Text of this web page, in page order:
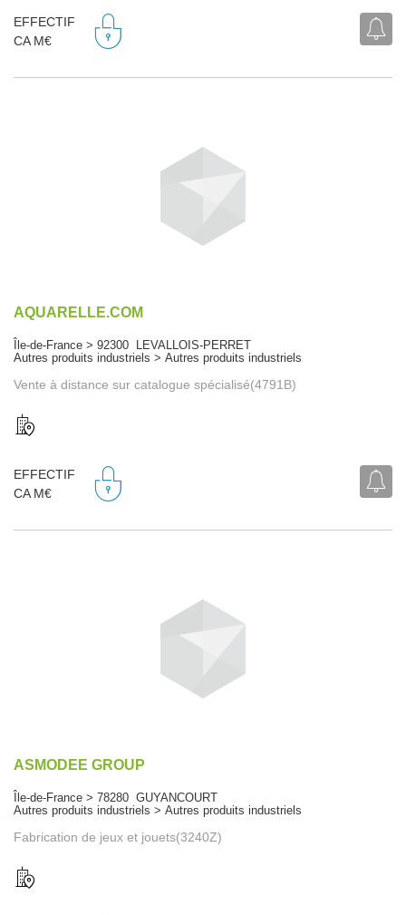
EFFECTIF
CA M€
AQUARELLE.COM
Île-de-France > 92300 LEVALLOIS-PERRET
Autres produits industriels > Autres produits industriels
Vente à distance sur catalogue spécialisé(4791B)
EFFECTIF
CA M€
ASMODEE GROUP
Île-de-France > 78280 GUYANCOURT
Autres produits industriels > Autres produits industriels
Fabrication de jeux et jouets(3240Z)